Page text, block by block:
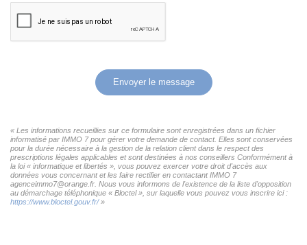
Envoyer le message
« Les informations recueillies sur ce formulaire sont enregistrées dans un fichier
informatisé par IMMO 7 pour gérer votre demande de contact. Elles sont conservées
pour la durée nécessaire à la gestion de la relation client dans le respect des
prescriptions légales applicables et sont destinées à nos conseillers Conformément à
la loi « informatique et libertés », vous pouvez exercer votre droit d'accès aux
données vous concernant et les faire rectifier en contactant IMMO 7
agenceimmo7@orange.fr. Nous vous informons de l'existence de la liste d'opposition
au démarchage téléphonique « Bloctel », sur laquelle vous pouvez vous inscrire ici :
https://www.bloctel.gouv.fr/»